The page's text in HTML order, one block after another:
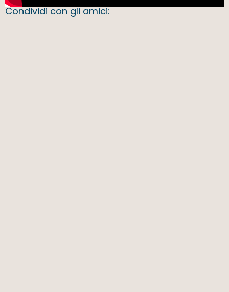
Condividi con gli amici: